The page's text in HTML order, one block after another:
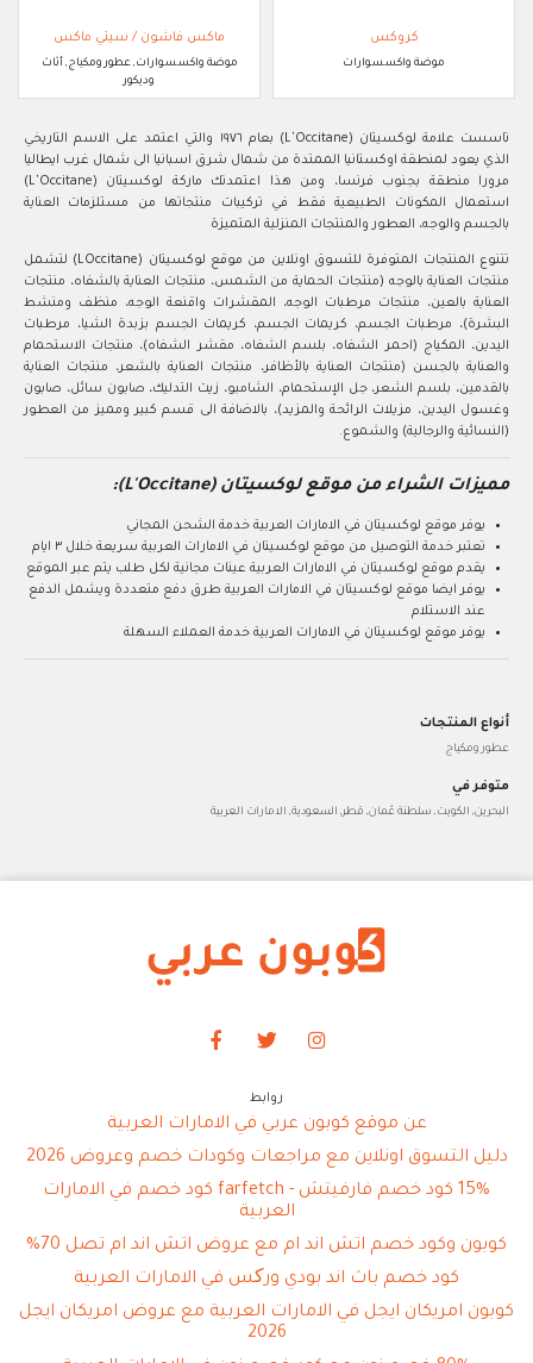
كروكس
موضة واكسسوارات
ماكس فاشون / سيتي ماكس
موضة واكسسوارات, عطور ومكياج, أثاث
وديكور
تاسست علامة لوكسيتان (L'Occitane) بعام ١٩٧٦ والتي اعتمد على الاسم التاريخي
الذي يعود لمنطقة اوكستانيا الممتدة من شمال شرق اسبانيا الى شمال غرب ايطاليا
مرورا منطقة بجنوب فرنسا، ومن هذا اعتمدتك ماركة لوكسيتان (L'Occitane)
استعمال المكونات الطبيعية فقط في تركيبات منتجاتها من مستلزمات العناية
بالجسم والوجه، العطور والمنتجات المنزلية المتميزة
تتنوع المنتجات المتوفرة للتسوق اونلاين من موقع لوكسيتان (LOccitane) لتشمل
منتجات العناية بالوجه (منتجات الحماية من الشمس، منتجات العناية بالشفاه، منتجات
العناية بالعين، منتجات مرطبات الوجه، المقشرات واقنعة الوجه، منظف ومنشط
البشرة)، مرطبات الجسم، كريمات الجسم، كريمات الجسم بزبدة الشيا، مرطبات
اليدين، المكياج (احمر الشفاه، بلسم الشفاه، مقشر الشفاه)، منتجات الاستحمام
والعناية بالجسن (منتجات العناية بالأظافر، منتجات العناية بالشعر، منتجات العناية
بالقدمين، بلسم الشعر، جل الإستحمام، الشامبو، زيت التدليك، صابون سائل، صابون
وغسول اليدين، مزيلات الرائحة والمزيد)، بالاضافة الى قسم كبير ومميز من العطور
(النسائية والرجالية) والشموع.
مميزات الشراء من موقع لوكسيتان (L'Occitane):
يوفر موقع لوكسيتان في الامارات العربية خدمة الشحن المجاني
تعتبر خدمة التوصيل من موقع لوكسيتان في الامارات العربية سريعة خلال ٣ ايام
يقدم موقع لوكسيتان في الامارات العربية عينات مجانية لكل طلب يتم عبر الموقع
يوفر ايضا موقع لوكسيتان في الامارات العربية طرق دفع متعددة ويشمل الدفع
عند الاستلام
يوفر موقع لوكسيتان في الامارات العربية خدمة العملاء السهلة
أنواع المنتجات
عطور ومكياج
متوفر في
البحرين, الكويت, سلطنة عُمان, قطر, السعودية, الامارات العربية
روابط
عن موقع كوبون عربي في الامارات العربية
دليل التسوق اونلاين مع مراجعات وكودات خصم وعروض 2026
15% كود خصم فارفيتش - farfetch كود خصم في الامارات
العربية
كوبون وكود خصم اتش اند ام مع عروض اتش اند ام تصل 70%
كود خصم باث اند بودي ورکس في الامارات العربية
كوبون امريكان ايجل في الامارات العربية مع عروض امريكان ايجل
2026